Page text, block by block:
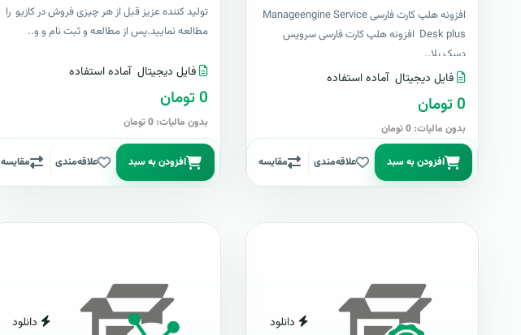
افزونه هلپ کارت فارسی Manageengine Service
Desk plus افزونه هلپ کارت فارسی سرویس
دسک پلا..
فایل دیجیتال آماده استفاده
0 تومان
بدون مالیات: 0 تومان
افزودن به سبد علاقه‌مندی مقایسه
توليد کننده عزيز قبل از هر چیزی فروش در کازیو را
مطالعه نمایید.پس از مطالعه و ثبت نام و و..
فایل دیجیتال آماده استفاده
0 تومان
بدون مالیات: 0 تومان
افزودن به سبد علاقه‌مندی مقایسه
دانلود
دانلود